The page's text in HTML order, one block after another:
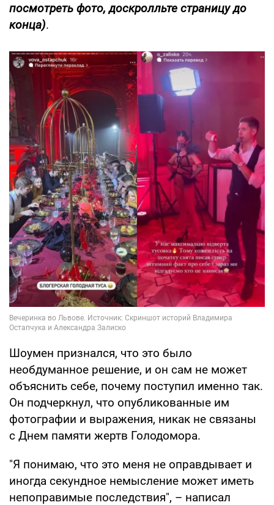
посмотреть фото, доскролльте страницу до
конца).
Шоумен признался, что это было
необдуманное решение, и он сам не может
объяснить себе, почему поступил именно так.
Он подчеркнул, что опубликованные им
фотографии и выражения, никак не связаны
с Днем памяти жертв Голодомора.
"Я понимаю, что это меня не оправдывает и
иногда секундное немысление может иметь
непоправимые последствия", – написал